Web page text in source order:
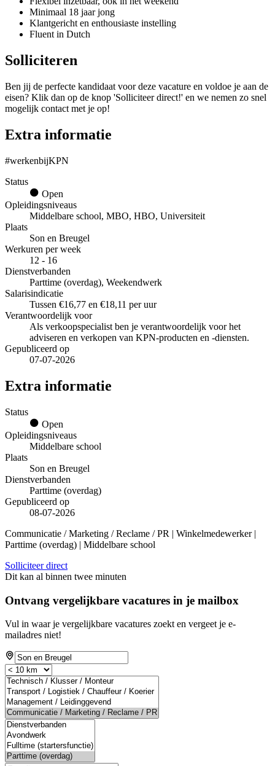
Minimaal 18 jaar jong
Klantgericht en enthousiaste instelling
Fluent in Dutch
Solliciteren
Ben jij de perfecte kandidaat voor deze vacature en voldoe je aan de
eisen? Klik dan op de knop 'Solliciteer direct!' en we nemen zo snel
mogelijk contact met je op!
Extra informatie
#werkenbijKPN
Status
Open
Opleidingsniveaus
Middelbare school, MBO, HBO, Universiteit
Plaats
Son en Breugel
Werkuren per week
12 - 16
Dienstverbanden
Parttime (overdag), Weekendwerk
Salarisindicatie
Tussen €16,77 en €18,11 per uur
Verantwoordelijk voor
Als verkoopspecialist ben je verantwoordelijk voor het
adviseren en verkopen van KPN-producten en -diensten.
Gepubliceerd op
07-07-2026
Extra informatie
Status
Open
Opleidingsniveaus
Middelbare school
Plaats
Son en Breugel
Dienstverbanden
Parttime (overdag)
Gepubliceerd op
08-07-2026
Communicatie / Marketing / Reclame / PR | Winkelmedewerker |
Parttime (overdag) | Middelbare school
Solliciteer direct
Dit kan al binnen twee minuten
Ontvang vergelijkbare vacatures in je mailbox
Vul in waar je vergelijkbare vacatures zoekt en vergeet je e-
mailadres niet!